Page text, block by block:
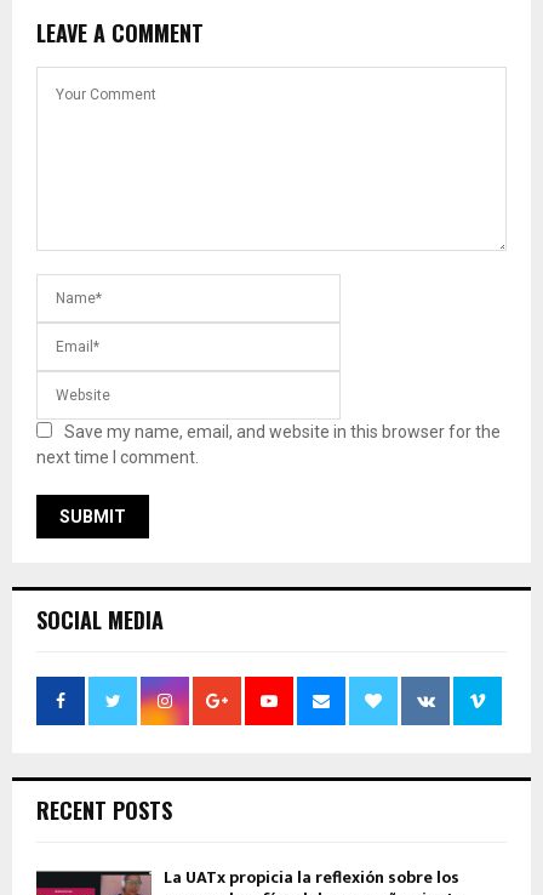
LEAVE A COMMENT
Save my name, email, and website in this browser for the
next time I comment.
SOCIAL MEDIA
RECENT POSTS
La UATx propicia la reflexión sobre los